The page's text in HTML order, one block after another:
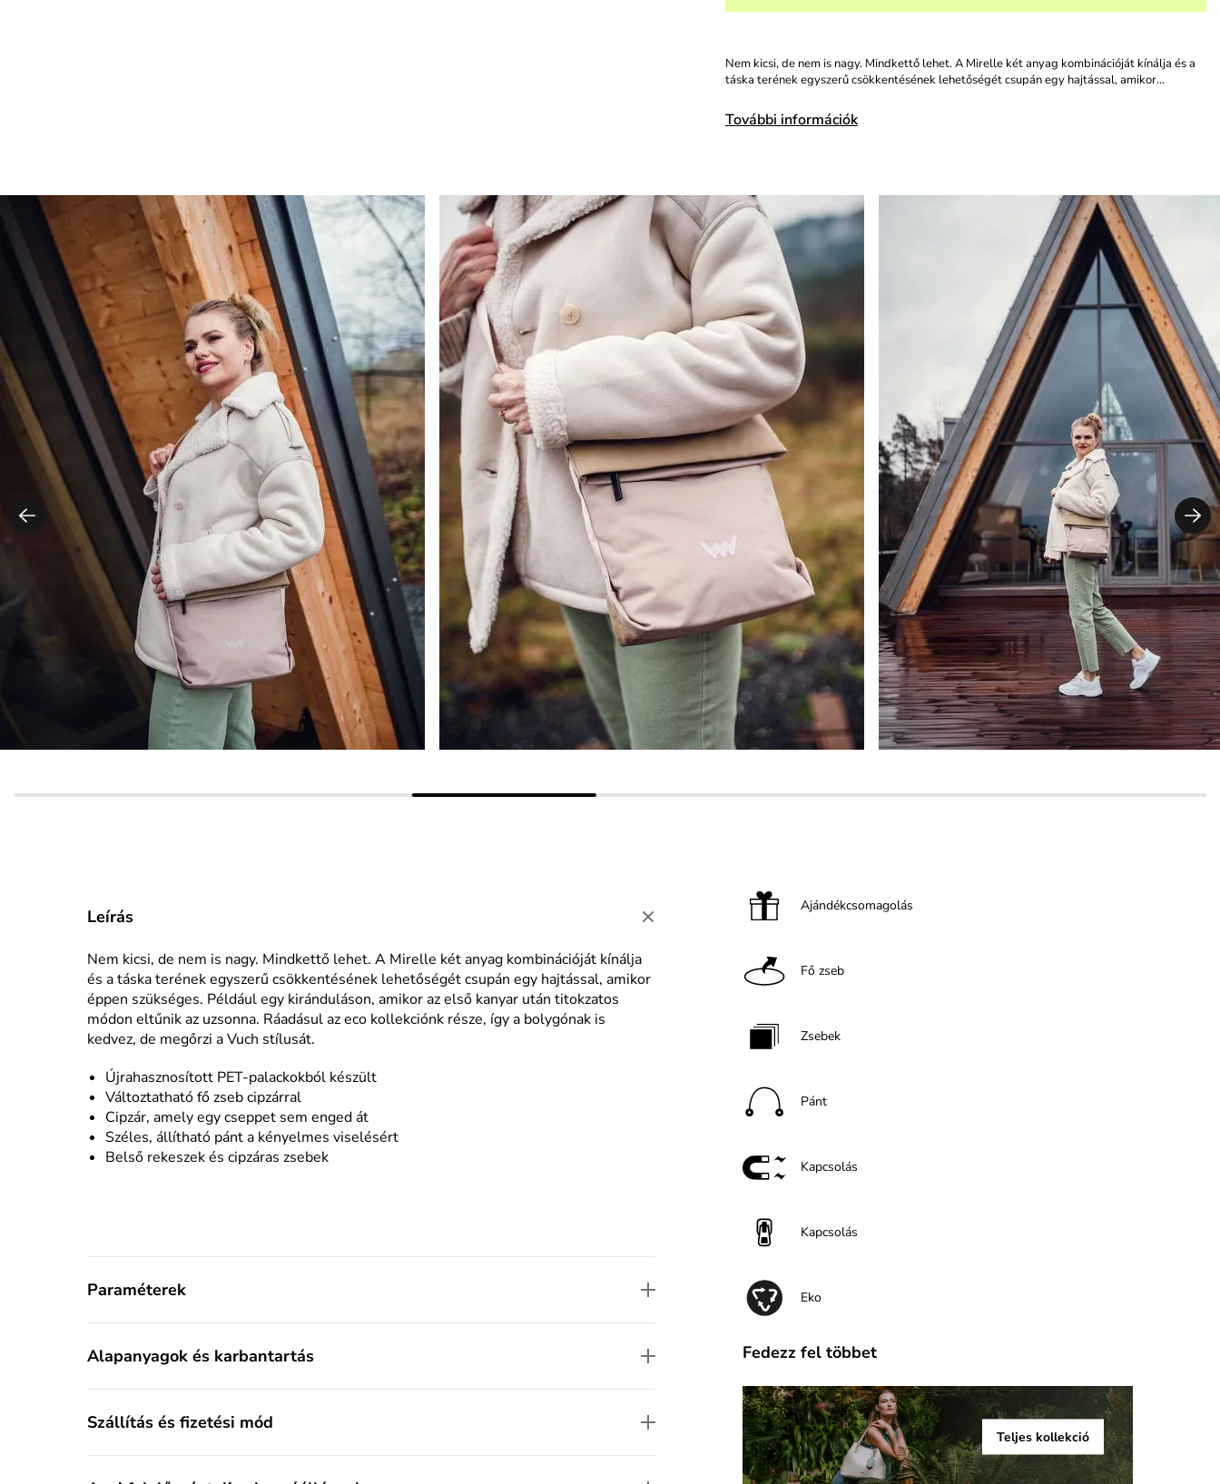
Nem kicsi, de nem is nagy. Mindkettő lehet. A Mirelle két anyag kombinációját kínálja és a
táska terének egyszerű csökkentésének lehetőségét csupán egy hajtással, amikor…
További információk
Leírás
Nem kicsi, de nem is nagy. Mindkettő lehet. A Mirelle két anyag kombinációját kínálja
és a táska terének egyszerű csökkentésének lehetőségét csupán egy hajtással, amikor
éppen szükséges. Például egy kiránduláson, amikor az első kanyar után titokzatos
módon eltűnik az uzsonna. Ráadásul az eco kollekciónk része, így a bolygónak is
kedvez, de megőrzi a Vuch stílusát.
Újrahasznosított PET-palackokból készült
Változtatható fő zseb cipzárral
Cipzár, amely egy cseppet sem enged át
Széles, állítható pánt a kényelmes viselésért
Belső rekeszek és cipzáras zsebek
Paraméterek
Alapanyagok és karbantartás
Szállítás és fizetési mód
Ajándékcsomagolás
Fő zseb
Zsebek
Pánt
Kapcsolás
Kapcsolás
Eko
Fedezz fel többet
Teljes kollekció